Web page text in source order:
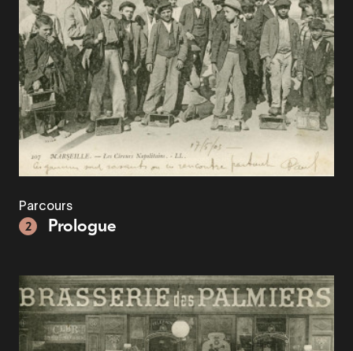
Parcours
2
Prologue